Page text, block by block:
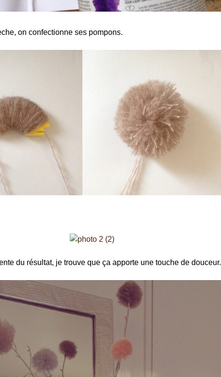
on confectionne ses pompons.
du résultat, je trouve que ça apporte une touche de douceur.